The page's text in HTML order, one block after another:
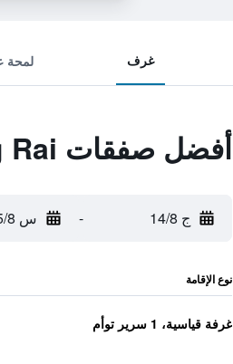
غرف لمحة
أفضل صفقات The Unique Resident Chiang Rai
ج 14/8 - س 15/8
نوع الإقامة
غرفة قياسية، 1 سرير توأم